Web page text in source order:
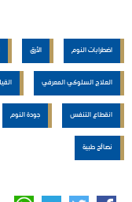
اضطرابات النوم الأرق
العلاج السلوكي المعرفي
انقطاع التنفس جودة النوم
نصائح طبية